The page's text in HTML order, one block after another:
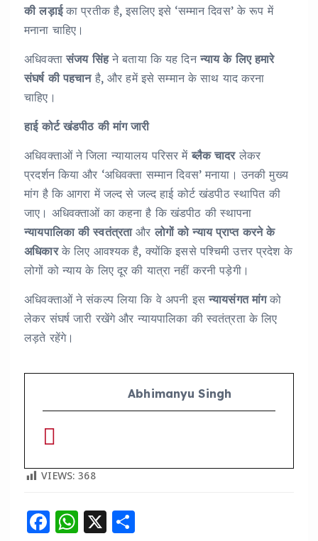
की लड़ाईका प्रतीक है, इसलिए इसे ‘सम्मान दिवस’ के रूप में
मनाना चाहिए।
अधिवक्तासंजय सिंहने बताया कि यह दिनन्याय के लिए हमारे
संघर्ष की पहचानहै, और हमें इसे सम्मान के साथ याद करना
चाहिए।
हाई कोर्ट खंडपीठ की मांग जारी
अधिवक्ताओं ने जिला न्यायालय परिसर मेंब्लैक चादरलेकर
प्रदर्शन किया और ‘अधिवक्ता सम्मान दिवस’ मनाया। उनकी मुख्य
मांग है कि आगरा में जल्द से जल्द हाई कोर्ट खंडपीठ स्थापित की
जाए। अधिवक्ताओं का कहना है कि खंडपीठ की स्थापना
न्यायपालिका की स्वतंत्रताऔरलोगों को न्याय प्राप्त करने के
अधिकारके लिए आवश्यक है, क्योंकि इससे पश्चिमी उत्तर प्रदेश के
लोगों को न्याय के लिए दूर की यात्रा नहीं करनी पड़ेगी।
अधिवक्ताओं ने संकल्प लिया कि वे अपनी इसन्यायसंगत मांगको
लेकर संघर्ष जारी रखेंगे और न्यायपालिका की स्वतंत्रता के लिए
लड़ते रहेंगे।
Abhimanyu Singh
VIEWS: 368
F
W X